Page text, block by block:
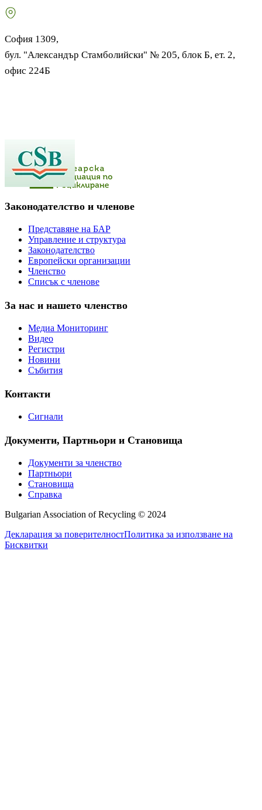
София 1309,
бул. "Александър Стамболийски" № 205, блок Б, ет. 2,
офис 224Б
Законодателство и членове
Представяне на БАР
Управление и структура
Законодателство
Европейски организации
Членство
Списък с членове
За нас и нашето членство
Медиа Мониторинг
Видео
Регистри
Новини
Събития
Контакти
Сигнали
Документи, Партньори и Становища
Документи за членство
Партньори
Становища
Справка
Bulgarian Association of Recycling © 2024
Декларация за поверителностПолитика за използване на
Бисквитки